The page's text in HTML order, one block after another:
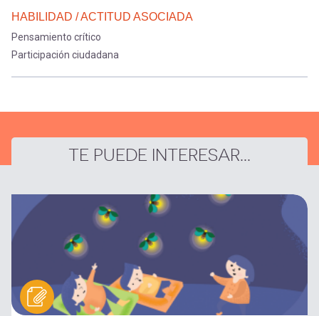
HABILIDAD / ACTITUD ASOCIADA
Pensamiento crítico
Participación ciudadana
TE PUEDE INTERESAR...